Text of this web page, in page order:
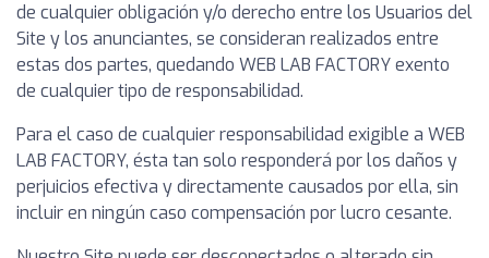
de cualquier obligación y/o derecho entre los Usuarios del
Site y los anunciantes, se consideran realizados entre
estas dos partes, quedando WEB LAB FACTORY exento
de cualquier tipo de responsabilidad.
Para el caso de cualquier responsabilidad exigible a WEB
LAB FACTORY, ésta tan solo responderá por los daños y
perjuicios efectiva y directamente causados por ella, sin
incluir en ningún caso compensación por lucro cesante.